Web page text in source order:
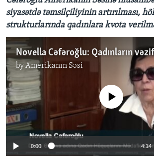
siyasətdə təmsilçiliyinin artırılması,
strukturlarında qadınlara kvota
byAmerikanın Səsi
No media source currently
0:00 4:14